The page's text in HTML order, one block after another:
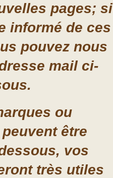
pages; si
informé de ces
pouvez nous
mail ci-
ou
être
vos
très utiles